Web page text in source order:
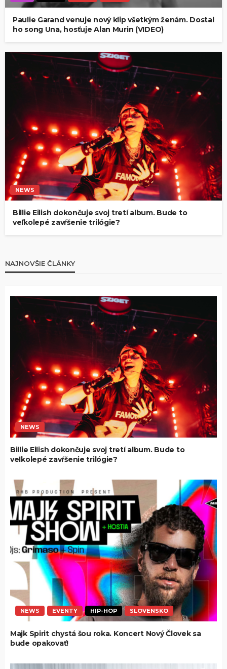
Paulie Garand venuje nový klip všetkým ženám. Dostal
ho song Una, hosťuje Alan Murin (VIDEO)
NEWS
Billie Eilish dokončuje svoj tretí album. Bude to
veľkolepé zavŕšenie trilógie?
NAJNOVŠIE ČLÁNKY
NEWS
Billie Eilish dokončuje svoj tretí album. Bude to
veľkolepé zavŕšenie trilógie?
NEWS EVENTY HIP-HOP SLOVENSKO
Majk Spirit chystá šou roka. Koncert Nový Človek sa
bude opakovať!